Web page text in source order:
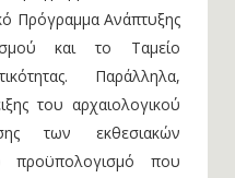
Πρόγραμμα Ανάπτυξης
και το Ταμείο
Παράλληλα,
του αρχαιολογικού
των εκθεσιακών
προϋπολογισμό που